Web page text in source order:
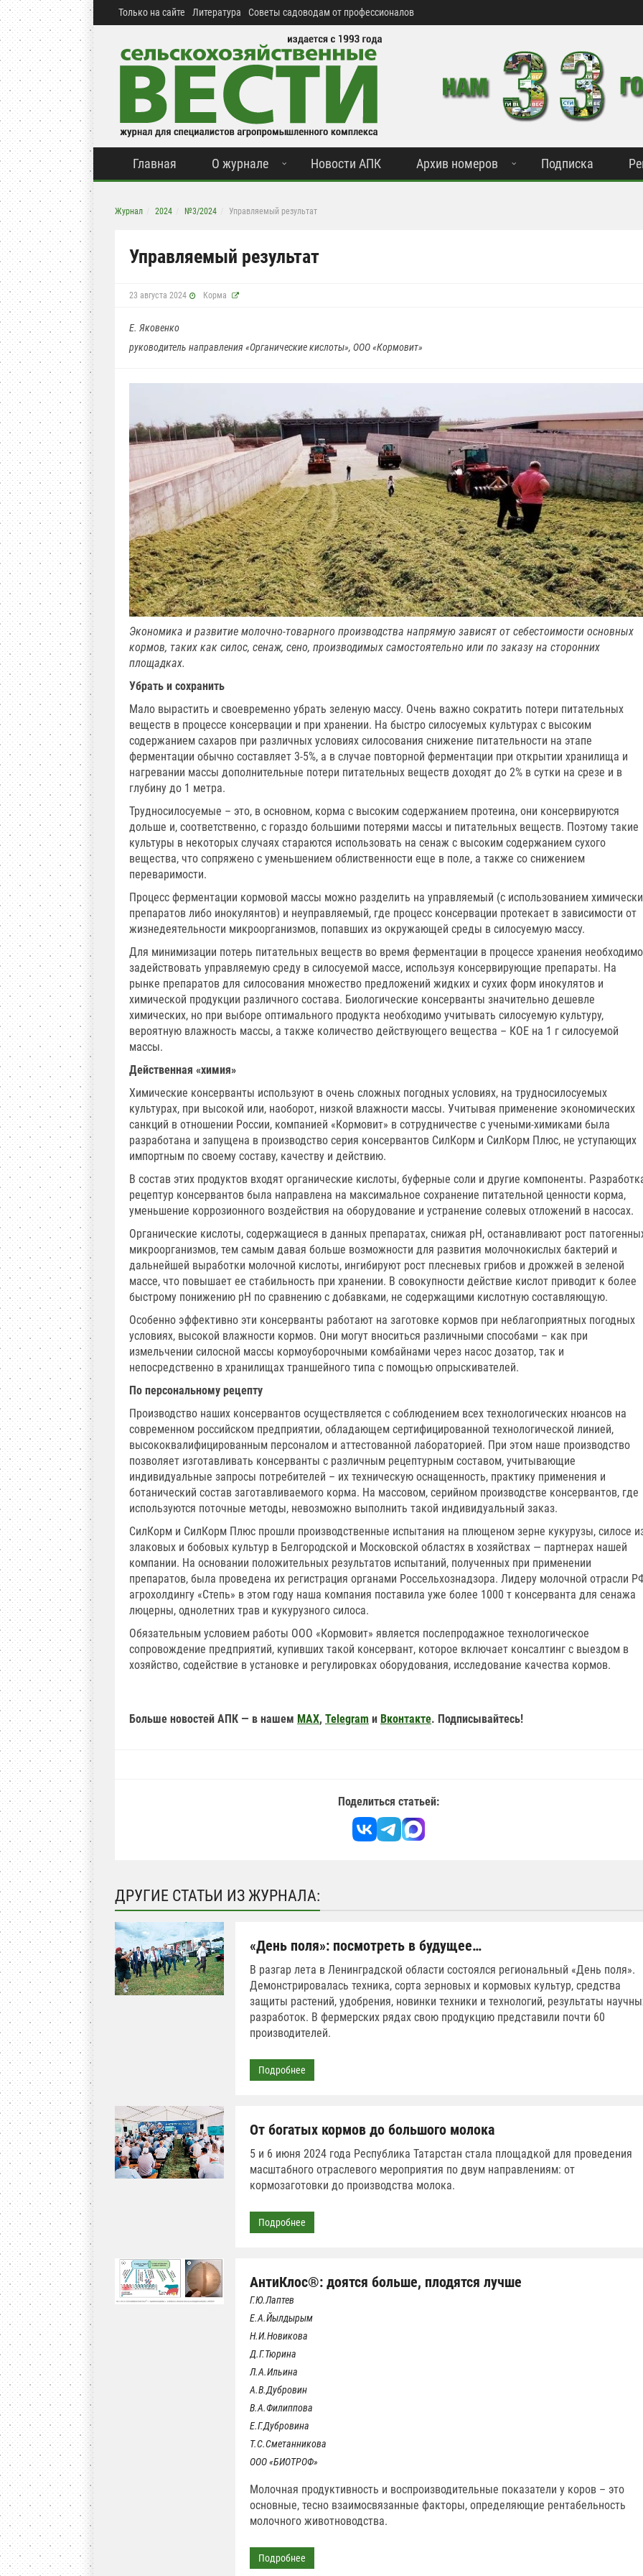
Только на сайте Литература Советы садоводам от профессионалов
Главная О журнале Новости АПК Архив номеров Подписка
Журнал 2024 №3/2024 Управляемый результат
Управляемый результат
23 августа 2024 Корма
Е. Яковенко
руководитель направления «Органические кислоты», ООО «Кормовит»
Экономика и развитие молочно-товарного производства напрямую зависят от себестоимости основных
кормов, таких как силос, сенаж, сено, производимых самостоятельно или по заказу на сторонних
площадках.
Убрать и сохранить
Мало вырастить и своевременно убрать зеленую массу. Очень важно сократить потери питательных
веществ в процессе консервации и при хранении. На быстро силосуемых культурах с высоким
содержанием сахаров при различных условиях силосования снижение питательности на этапе
ферментации обычно составляет 3-5%, а в случае повторной ферментации при открытии хранилища и
нагревании массы дополнительные потери питательных веществ доходят до 2% в сутки на срезе и в
глубину до 1 метра.
Трудносилосуемые – это, в основном, корма с высоким содержанием протеина, они консервируются
дольше и, соответственно, с гораздо большими потерями массы и питательных веществ. Поэтому такие
культуры в некоторых случаях стараются использовать на сенаж с высоким содержанием сухого
вещества, что сопряжено с уменьшением облиственности еще в поле, а также со снижением
переваримости.
Процесс ферментации кормовой массы можно разделить на управляемый (с использованием
препаратов либо инокулянтов) и неуправляемый, где процесс консервации протекает в зависимости от
жизнедеятельности микроорганизмов, попавших из окружающей среды в силосуемую массу.
Для минимизации потерь питательных веществ во время ферментации в процессе хранения необходимо
задействовать управляемую среду в силосуемой массе, используя консервирующие препараты. На
рынке препаратов для силосования множество предложений жидких и сухих форм инокулятов и
химической продукции различного состава. Биологические консерванты значительно дешевле
химических, но при выборе оптимального продукта необходимо учитывать силосуемую культуру,
вероятную влажность массы, а также количество действующего вещества – КОЕ на 1 г силосуемой
массы.
Действенная «химия»
Химические консерванты используют в очень сложных погодных условиях, на трудносилосуемых
культурах, при высокой или, наоборот, низкой влажности массы. Учитывая применение экономических
санкций в отношении России, компанией «Кормовит» в сотрудничестве с учеными-химиками была
разработана и запущена в производство серия консервантов СилКорм и СилКорм Плюс, не уступающих
импортным по своему составу, качеству и действию.
В состав этих продуктов входят органические кислоты, буферные соли и другие компоненты.
рецептур консервантов была направлена на максимальное сохранение питательной ценности корма,
уменьшение коррозионного воздействия на оборудование и устранение солевых отложений в насосах.
Органические кислоты, содержащиеся в данных препаратах, снижая рН, останавливают рост
микроорганизмов, тем самым давая больше возможности для развития молочнокислых бактерий и
дальнейшей выработки молочной кислоты, ингибируют рост плесневых грибов и дрожжей в зеленой
массе, что повышает ее стабильность при хранении. В совокупности действие кислот приводит к более
быстрому понижению рН по сравнению с добавками, не содержащими кислотную составляющую.
Особенно эффективно эти консерванты работают на заготовке кормов при неблагоприятных погодных
условиях, высокой влажности кормов. Они могут вноситься различными способами – как при
измельчении силосной массы кормоуборочными комбайнами через насос дозатор, так и
непосредственно в хранилищах траншейного типа с помощью опрыскивателей.
По персональному рецепту
Производство наших консервантов осуществляется с соблюдением всех технологических нюансов на
современном российском предприятии, обладающем сертифицированной технологической линией,
высококвалифицированным персоналом и аттестованной лабораторией. При этом наше производство
позволяет изготавливать консерванты с различным рецептурным составом, учитывающие
индивидуальные запросы потребителей – их техническую оснащенность, практику применения и
ботанический состав заготавливаемого корма. На массовом, серийном производстве консервантов, где
используются поточные методы, невозможно выполнить такой индивидуальный заказ.
СилКорм и СилКорм Плюс прошли производственные испытания на плющеном зерне кукурузы, силосе
злаковых и бобовых культур в Белгородской и Московской областях в хозяйствах — партнерах нашей
компании. На основании положительных результатов испытаний, полученных при применении
препаратов, была проведена их регистрация органами Россельхознадзора. Лидеру молочной отрасли
агрохолдингу «Степь» в этом году наша компания поставила уже более 1000 т консерванта для сенажа
люцерны, однолетних трав и кукурузного силоса.
Обязательным условием работы ООО «Кормовит» является послепродажное технологическое
сопровождение предприятий, купивших такой консервант, которое включает консалтинг с выездом в
хозяйство, содействие в установке и регулировках оборудования, исследование качества кормов.
Больше новостей АПК — в нашем MAX, Telegram и Вконтакте. Подписывайтесь!
Поделиться статьей:
ДРУГИЕ СТАТЬИ ИЗ ЖУРНАЛА:
«День поля»: посмотреть в будущее…
В разгар лета в Ленинградской области состоялся региональный «День поля».
Демонстрировалась техника, сорта зерновых и кормовых культур, средства
защиты растений, удобрения, новинки техники и технологий, результаты
разработок. В фермерских рядах свою продукцию представили почти 60
производителей.
Подробнее
От богатых кормов до большого молока
5 и 6 июня 2024 года Республика Татарстан стала площадкой для проведения
масштабного отраслевого мероприятия по двум направлениям: от
кормозаготовки до производства молока.
Подробнее
АнтиКлос®: доятся больше, плодятся лучше
Г.Ю.Лаптев
Е.А.Йылдырым
Н.И.Новикова
Д.Г.Тюрина
Л.А.Ильина
А.В.Дубровин
В.А.Филиппова
Е.Г.Дубровина
Т.С.Сметанникова
ООО «БИОТРОФ»
Молочная продуктивность и воспроизводительные показатели у коров – это
основные, тесно взаимосвязанные факторы, определяющие рентабельность
молочного животноводства.
Подробнее